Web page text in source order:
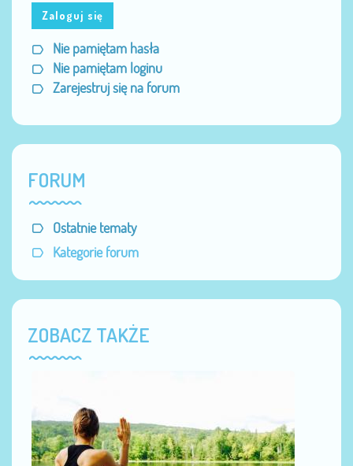
Zaloguj się
Nie pamiętam hasła
Nie pamiętam loginu
Zarejestruj się na forum
FORUM
Ostatnie tematy
Kategorie forum
ZOBACZ TAKŻE